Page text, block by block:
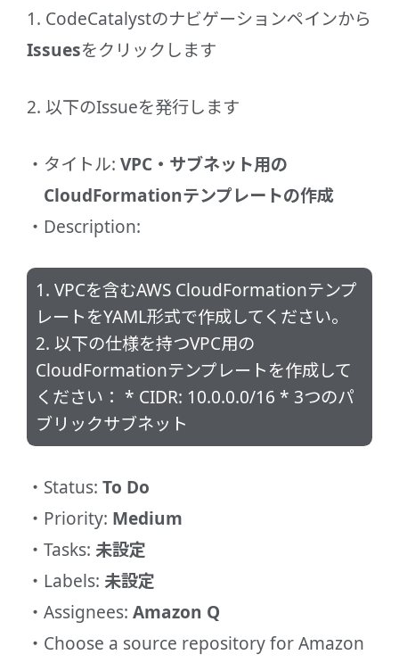
1. CodeCatalystのナビゲーションペインから
Issuesをクリックします
2. 以下のIssueを発行します
タイトル: VPC・サブネット用の
CloudFormationテンプレートの作成
Description:
1. VPCを含むAWS CloudFormationテンプ
レートをYAML形式で作成してください。
2. 以下の仕様を持つVPC用の
CloudFormationテンプレートを作成して
ください： * CIDR: 10.0.0.0/16 * 3つのパ
ブリックサブネット
Status: To Do
Priority: Medium
Tasks: 未設定
Labels: 未設定
Assignees: Amazon Q
Choose a source repository for Amazon